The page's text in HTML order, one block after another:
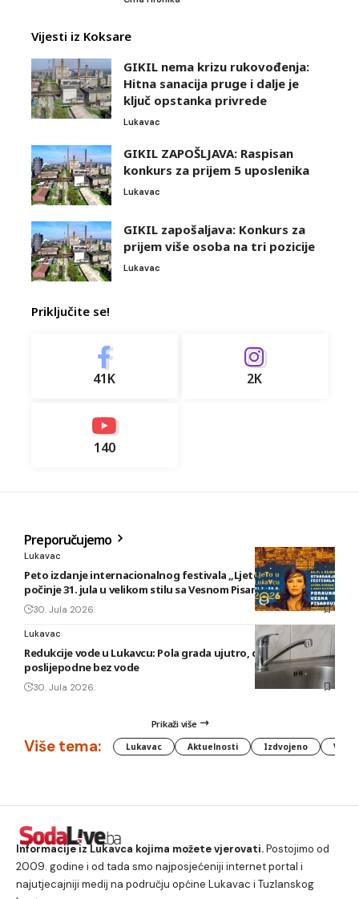
Vijesti iz Koksare
GIKIL nema krizu rukovođenja:
Hitna sanacija pruge i dalje je
ključ opstanka privrede
Lukavac
GIKIL ZAPOŠLJAVA: Raspisan
konkurs za prijem 5 uposlenika
Lukavac
GIKIL zapošaljava: Konkurs za
prijem više osoba na tri pozicije
Lukavac
Priključite se!
41K 2K
140
Preporučujemo
Lukavac
Peto izdanje internacionalnog festivala „Ljeto u Lukavcu“
počinje 31. jula u velikom stilu sa Vesnom Pisarović
30. Jula 2026.
Lukavac
Redukcije vode u Lukavcu: Pola grada ujutro, druga polovina
poslijepodne bez vode
30. Jula 2026.
Prikaži više
Više tema: Lukavac Aktuelnosti Izdvojeno
Informacije iz Lukavca kojima možete vjerovati.Postojimo od
2009. godine i od tada smo najposjećeniji internet portal i
najutjecajniji medij na području općine Lukavac i Tuzlanskog